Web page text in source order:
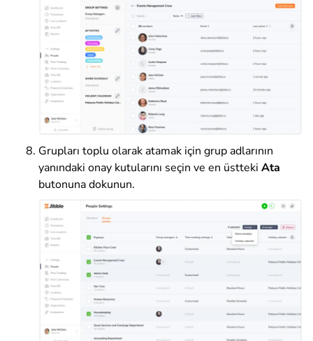
Grupları toplu olarakatamak için grup adlarının
yanındaki onay kutularını seçin ve en üstteki Ata
butonunadokunun.